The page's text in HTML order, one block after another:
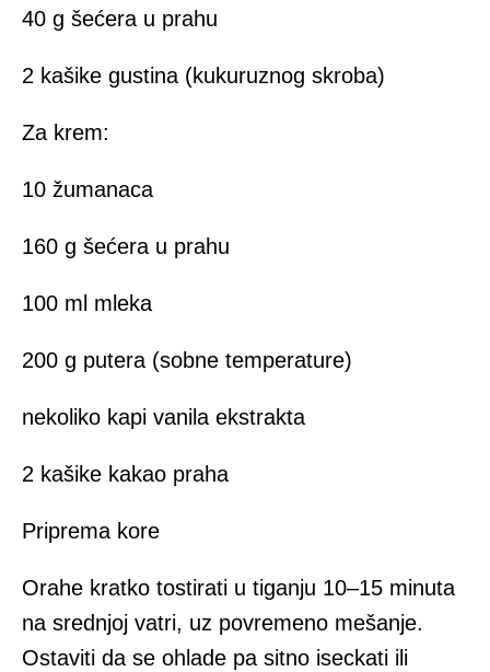
40 g šećera u prahu
2 kašike gustina (kukuruznog skroba)
Za krem:
10 žumanaca
160 g šećera u prahu
100 ml mleka
200 g putera (sobne temperature)
nekoliko kapi vanila ekstrakta
2 kašike kakao praha
Priprema kore
Orahe kratko tostirati u tiganju 10–15 minuta
na srednjoj vatri, uz povremeno mešanje.
Ostaviti da se ohlade pa sitno iseckati ili